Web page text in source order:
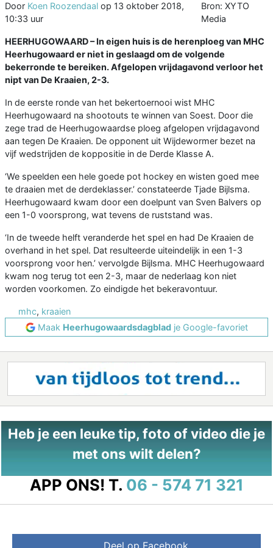
Door Koen Roozendaal op 13 oktober 2018,
10:33 uur
Bron: XYTO
Media
HEERHUGOWAARD – In eigen huis is de herenploeg van MHC
Heerhugowaard er niet in geslaagd om de volgende
bekerronde te bereiken. Afgelopen vrijdagavondverloor het
nipt van De Kraaien, 2-3.
In de eerste ronde van het bekertoernooi wist MHC
Heerhugowaard na shootouts te winnen van Soest. Door die
zege trad de Heerhugowaardse ploeg afgelopen vrijdagavond
aan tegen De Kraaien. De opponent uit Wijdewormer bezet na
vijf wedstrijden de koppositie in de Derde Klasse A.
‘We speelden een hele goede pot hockey en wisten goed mee
te draaien met de derdeklasser.’ constateerde Tjade Bijlsma.
Heerhugowaard kwam door een doelpunt van Sven Balvers op
een 1-0 voorsprong, wat tevens de ruststand was.
‘In de tweede helft veranderde het spel en had De Kraaien de
overhand in het spel. Dat resulteerde uiteindelijk in een 1-3
voorsprong voor hen.’ vervolgde Bijlsma. MHC Heerhugowaard
kwam nog terug tot een 2-3, maar de nederlaag kon niet
worden voorkomen. Zo eindigde het bekeravontuur.
mhc, kraaien
Maak Heerhugowaardsdagbladje Google-favoriet
Heb je een leuke tip, foto of video die je
met ons wilt delen?
APP ONS! T. 06 - 574 71 321